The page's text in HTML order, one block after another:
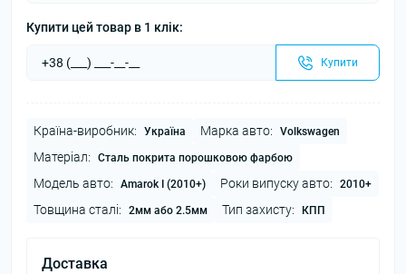
Купити цей товар в 1 клік:
Купити
Країна-виробник: Україна Марка авто: Volkswagen
Матеріал: Сталь покрита порошковою фарбою
Модель авто: Amarok I (2010+) Роки випуску авто: 2010+
Товщина сталі: 2мм або 2.5мм Тип захисту: КПП
Доставка